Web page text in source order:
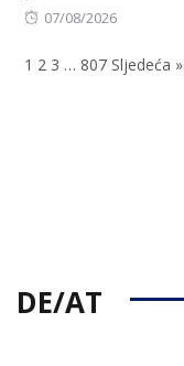
Posted
07/08/2026
1 2 3 … 807 Sljedeća »
DE/AT